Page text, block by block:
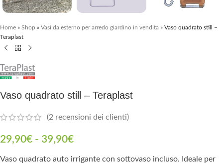
Home » Shop » Vasi da esterno per arredo giardino in vendita » Vaso quadrato still –
Teraplast
Vaso quadrato still – Teraplast
(2 recensioni dei clienti)
29,90€ - 39,90€
Vaso quadrato auto irrigante con sottovaso incluso. Ideale per